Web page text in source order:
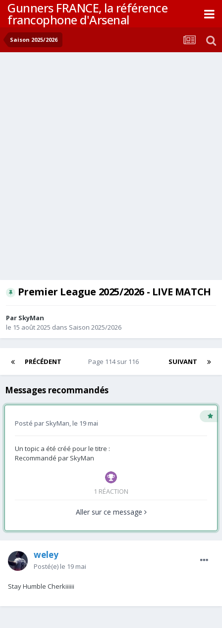
Gunners FRANCE, la référence
francophone d'Arsenal
Saison 2025/2026
Premier League 2025/2026 - LIVE MATCH
Par SkyMan
le 15 août 2025 dans Saison 2025/2026
PRÉCÉDENT SUIVANT
Page 114 sur 116
Messages recommandés
Posté parSkyMan,le 19 mai
Un topic a été créé pour le titre :
Recommandé par SkyMan
1 RÉACTION
Aller sur ce message
weley
Posté(e) le 19 mai
Stay Humble Cherkiiiiii